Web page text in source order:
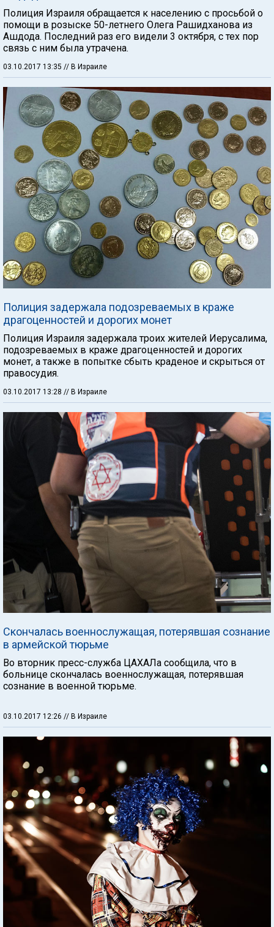
Полиция Израиля обращается к населению с просьбой о
помощи в розыске 50-летнего Олега Рашидханова из
Ашдода. Последний раз его видели 3 октября, с тех пор
связь с ним была утрачена.
03.10.2017 13:35 // В Израиле
Полиция задержала подозреваемых в краже
драгоценностей и дорогих монет
Полиция Израиля задержала троих жителей Иерусалима,
подозреваемых в краже драгоценностей и дорогих
монет, а также в попытке сбыть краденое и скрыться от
правосудия.
03.10.2017 13:28 // В Израиле
Скончалась военнослужащая, потерявшая сознание
в армейской тюрьме
Во вторник пресс-служба ЦАХАЛа сообщила, что в
больнице скончалась военнослужащая, потерявшая
сознание в военной тюрьме.
03.10.2017 12:26 // В Израиле